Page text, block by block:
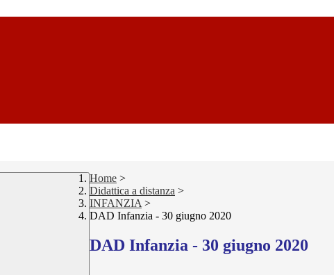
Home >
Didattica a distanza >
INFANZIA >
DAD Infanzia - 30 giugno 2020
DAD Infanzia - 30 giugno 2020